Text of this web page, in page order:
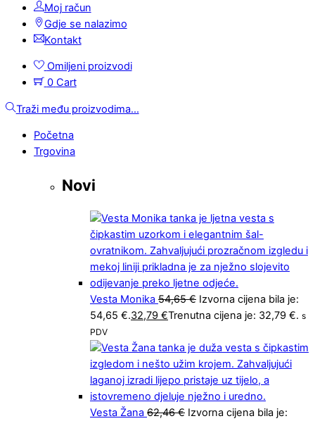
Moj račun
Gdje se nalazimo
Kontakt
Omiljeni proizvodi
0 Cart
Traži među proizvodima...
Početna
Trgovina
Novi
Vesta Monika 54,65€ Izvorna cijena bila je:
54,65 €.32,79 €Trenutna cijena je: 32,79 €. s
PDV
Vesta Žana 62,46€ Izvorna cijena bila je: